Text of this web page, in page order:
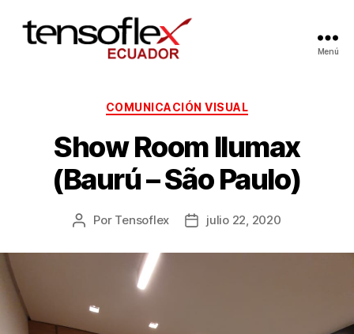
Menú
COMUNICACIÓN VISUAL
Show Room Ilumax
(Baurú – São Paulo)
Por Tensoflex julio 22, 2020